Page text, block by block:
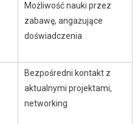
Możliwość nauki przez
zabawę, angażujące
doświadczenia
Bezpośredni kontakt z
aktualnymi projektami,
networking